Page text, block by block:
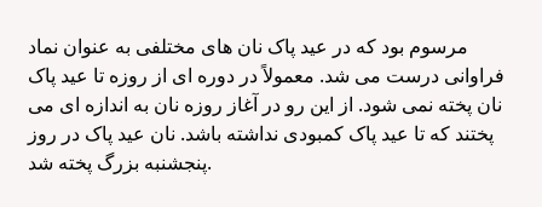
مرسوم بود که در عید پاک نان های مختلفی به عنوان نماد
فراوانی درست می شد. معمولاً در دوره ای از روزه تا عید پاک
نان پخته نمی شود. از این رو در آغاز روزه نان به اندازه ای می
پختند که تا عید پاک کمبودی نداشته باشد. نان عید پاک در روز
پنجشنبه بزرگ پخته شد.